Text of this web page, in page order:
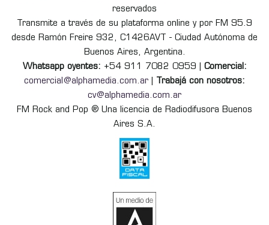
reservados
Transmite a través de su plataforma online y por FM 95.9
desde Ramón Freire 932, C1426AVT - Ciudad Autónoma de
Buenos Aires, Argentina.
Whatsapp oyentes: +54 911 7082 0959 | Comercial:
comercial@alphamedia.com.ar
Trabajá con nosotros:
cv@alphamedia.com.ar
FM Rock and Pop ® Una licencia de Radiodifusora Buenos
Aires S.A.